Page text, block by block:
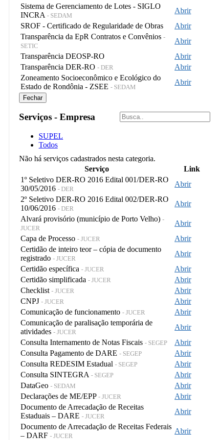
Sistema de Gerenciamento de Lotes - SIGLO
INCRA - SEDAM
Abrir
SROF - Certificado de Regularidade de Obras
Abrir
Transparência da EpR Contratos e Convênios -
SETIC
Abrir
Transparência DEOSP-RO
Abrir
Transparência DER-RO - DER
Abrir
Zoneamento Socioeconômico e Ecológico do
Estado de Rondônia - ZSEE - SEDAM
Abrir
Fechar
Serviços - Empresa
SUPEL
Todos
Não há serviços cadastrados nesta categoria.
Serviço
Link
1º Seletivo DER-RO 2016 Edital 001/DER-RO
30/05/2016 - DER
Abrir
2º Seletivo DER-RO 2016 Edital 002/DER-RO
10/06/2016 - DER
Abrir
Alvará provisório (município de Porto Velho) -
JUCER
Abrir
Capa de Processo - JUCER
Abrir
Certidão de inteiro teor – cópia de documento
registrado - JUCER
Abrir
Certidão específica - JUCER
Abrir
Certidão simplificada - JUCER
Abrir
Checklist - JUCER
Abrir
CNPJ - JUCER
Abrir
Comunicação de funcionamento - JUCER
Abrir
Comunicação de paralisação temporária de
atividades - JUCER
Abrir
Consulta Internamento de Notas Fiscais - SEGEP
Abrir
Consulta Pagamento de DARE - SEGEP
Abrir
Consulta REDESIM Estadual - SEGEP
Abrir
Consulta SINTEGRA - SEGEP
Abrir
DataGeo - SEDAM
Abrir
Declarações de ME/EPP - JUCER
Abrir
Documento de Arrecadação de Receitas
Estaduais – DARE - JUCER
Abrir
Documento de Arrecadação de Receitas Federais
– DARF - JUCER
Abrir